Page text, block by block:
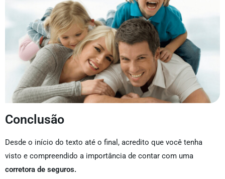
Conclusão
Desde o início do texto até o final, acredito que você tenha
visto e compreendido a importância de contar com uma
corretora de seguros.